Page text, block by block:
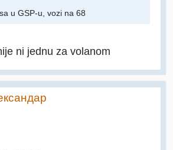
u GSP-u, vozi na 68
ni jednu za volanom